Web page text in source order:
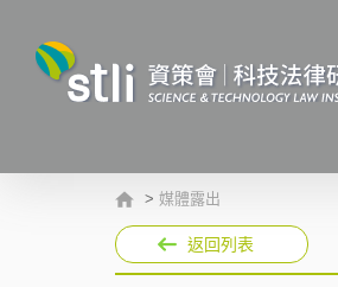
> 媒體露出
返回列表